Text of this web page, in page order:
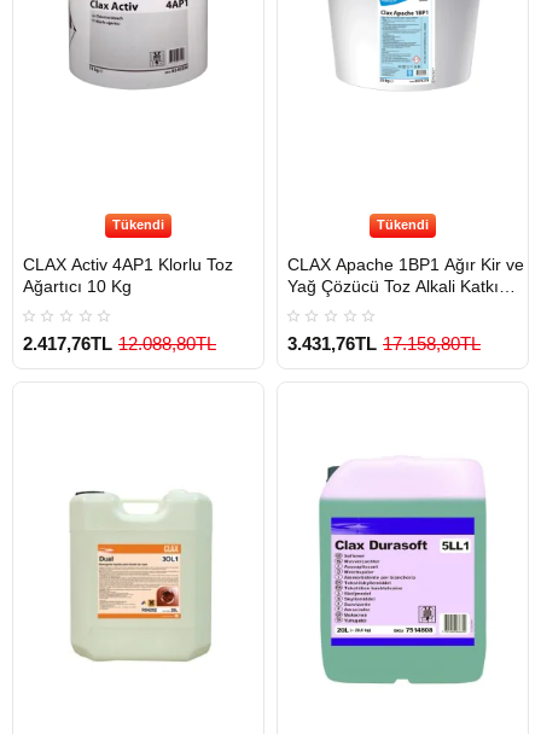
Tükendi
CLAX Activ 4AP1 Klorlu Toz
Ağartıcı 10 Kg
2.417,76TL 12.088,80TL
Tükendi
CLAX Apache 1BP1 Ağır Kir ve
Yağ Çözücü Toz Alkali Katkı
Maddesi
3.431,76TL 17.158,80TL